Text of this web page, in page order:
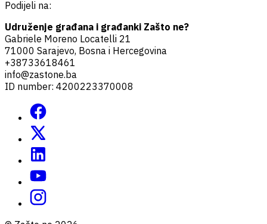
Podijeli na:
Udruženje građana i građanki Zašto ne?
Gabriele Moreno Locatelli 21
71000 Sarajevo, Bosna i Hercegovina
+38733618461
info@zastone.ba
ID number: 4200223370008